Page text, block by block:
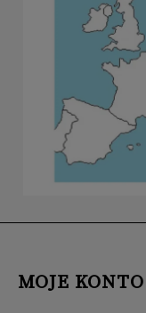
MOJE KONTO